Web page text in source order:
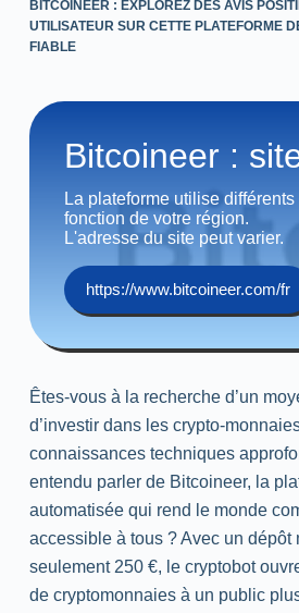
BITCOINEER : EXPLOREZ DES AVIS
UTILISATEUR SUR CETTE PLATEFORME
FIABLE
Bitcoineer :
La plateforme utilise différents
fonction de votre région.
L'adresse du site peut varier.
https://www.bitcoineer.com/fr
Êtes-vous à la recherche d’un
d’investir dans les crypto-
connaissances techniques
entendu parler de Bitcoineer, la
automatisée qui rend le monde
accessible à tous ? Avec un dépôt
seulement 250 €, le cryptobot
de cryptomonnaies à un public